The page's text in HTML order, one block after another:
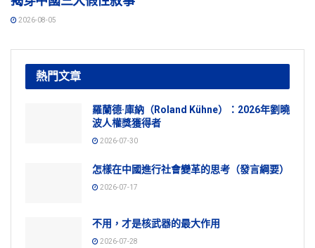
2026-08-05
熱門文章
羅蘭德·庫納（Roland Kühne）：2026年劉曉
波人權獎獲得者
2026-07-30
怎樣在中國進行社會變革的思考（發言綱要）
2026-07-17
不用，才是核武器的最大作用
2026-07-28